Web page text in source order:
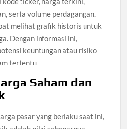
serta volume perdagangan.
melihat grafik historis untuk
Dengan informasi ini,
keuntungan atau risiko
tertentu.
Saham dan
pasar yang berlaku saat ini,